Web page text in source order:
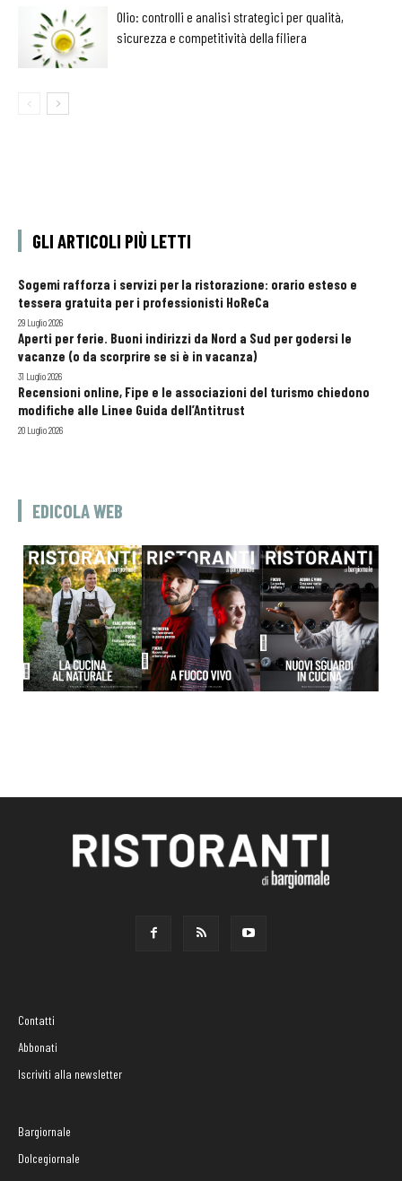
Olio: controlli e analisi strategici per qualità,
sicurezza e competitività della filiera
GLI ARTICOLI PIÙ LETTI
Sogemi rafforza i servizi per la ristorazione: orario esteso e
tessera gratuita per i professionisti HoReCa
29 Luglio 2026
Aperti per ferie. Buoni indirizzi da Nord a Sud per godersi le
vacanze (o da scorprire se si è in vacanza)
31 Luglio 2026
Recensioni online, Fipe e le associazioni del turismo chiedono
modifiche alle Linee Guida dell’Antitrust
20 Luglio 2026
EDICOLA WEB
Contatti
Abbonati
Iscriviti alla newsletter
Bargiornale
Dolcegiornale